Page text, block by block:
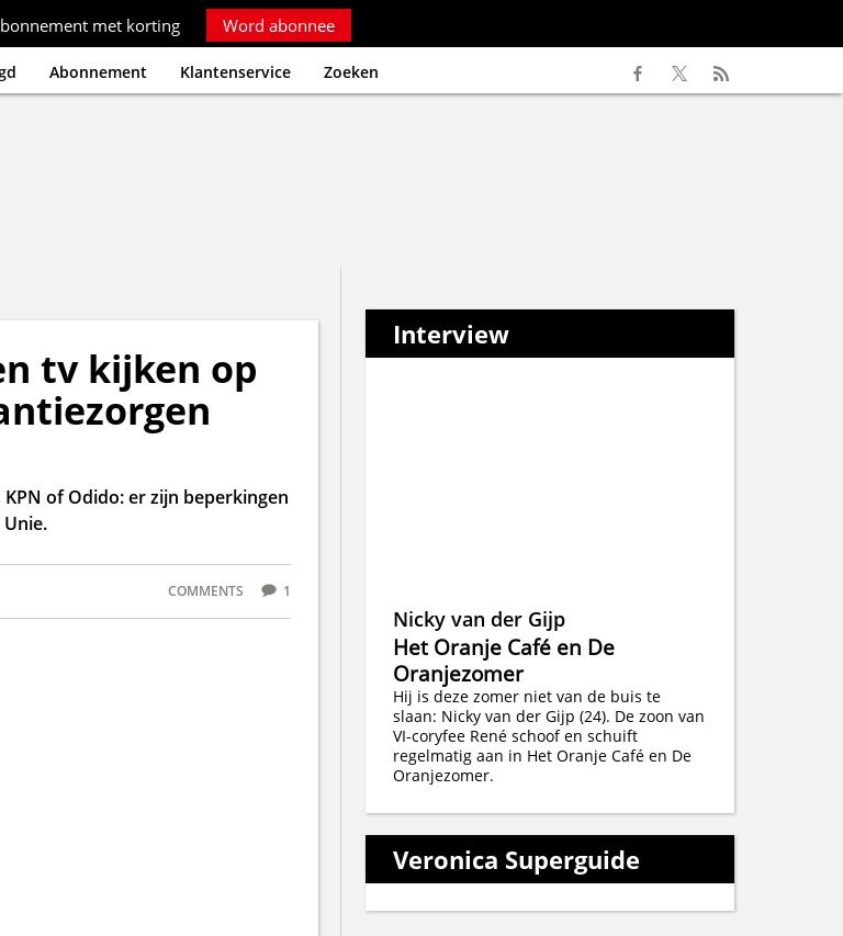
met korting Word abonnee
Abonnement Klantenservice Zoeken
tv kijken op
of Odido: er zijn beperkingen
COMMENTS 1
Interview
Nicky van der Gijp
Het Oranje Café en De
Oranjezomer
Hij is deze zomer niet van de buis te
slaan: Nicky van der Gijp (24). De zoon van
VI-coryfee René schoof en schuift
regelmatig aan in Het Oranje Café en De
Oranjezomer.
Veronica Superguide